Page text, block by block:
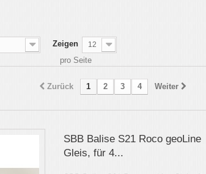
Zeigen 12
pro Seite
Zurück 1 2 3 4 Weiter
SBB Balise S21 Roco geoLine
Gleis, für 4...